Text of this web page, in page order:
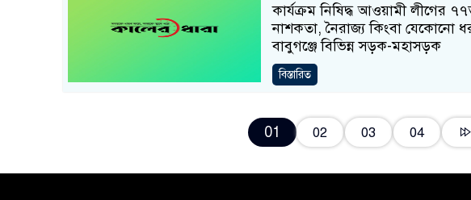
কার্যক্রম নিষিদ্ধ আওয়ামী লীগের
নাশকতা, নৈরাজ্য কিংবা যেকোনো
বাবুগঞ্জে বিভিন্ন সড়ক-মহাসড়ক
বিস্তারিত
01 02 03 04